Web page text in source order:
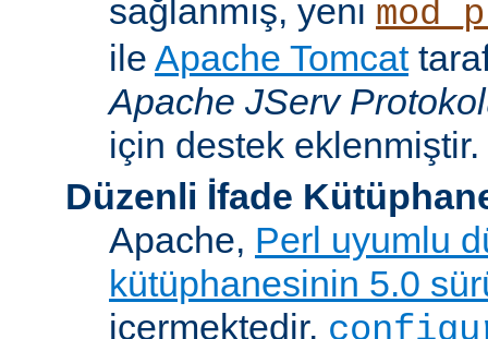
sağlanmış, yeni
ile Apache Tomcat
Apache JServ
için destek eklenmiştir.
Düzenli İfade
Apache, Perl uyumlu
kütüphanesinin 5.0
içermektedir.